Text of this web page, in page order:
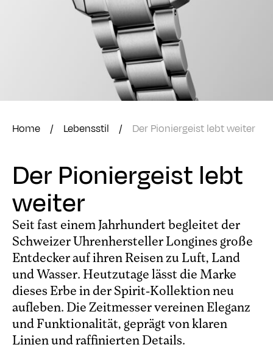
Home / Lebensstil / Der Pioniergeist lebt weiter
Der Pioniergeist lebt
weiter
Seit fast einem Jahrhundert begleitet der
Schweizer Uhrenhersteller Longines große
Entdecker auf ihren Reisen zu Luft, Land
und Wasser. Heutzutage lässt die Marke
dieses Erbe in der Spirit-Kollektion neu
aufleben. Die Zeitmesser vereinen Eleganz
und Funktionalität, geprägt von klaren
Linien und raffinierten Details.